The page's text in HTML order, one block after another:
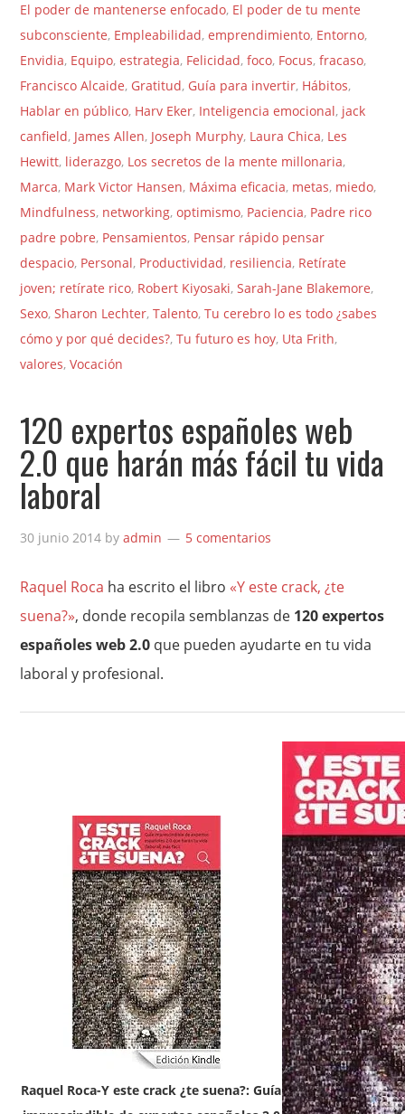
El poder de mantenerse enfocado, El poder de tu mente
subconsciente, Empleabilidad,emprendimiento, Entorno,
Envidia, Equipo,estrategia, Felicidad,foco, Focus,fracaso,
Francisco Alcaide, Gratitud, Guía para invertir, Hábitos,
Hablar en público, Harv Eker, Inteligencia emocional, jack
canfield, James Allen, Joseph Murphy, Laura Chica, Les
Hewitt, liderazgo, Los secretos de la mente millonaria,
Marca, Mark Victor Hansen, Máxima eficacia, metas, miedo,
Mindfulness, networking,optimismo, Paciencia, Padre rico
padre pobre, Pensamientos, Pensar rápido pensar
despacio, Personal, Productividad, resiliencia, Retírate
joven; retírate rico, Robert Kiyosaki,Sarah-Jane Blakemore,
Sexo,Sharon Lechter,Talento,Tu cerebro lo es todo ¿sabes
cómo y por qué decides?,Tu futuro es hoy, Uta Frith,
valores,Vocación
120 expertos españoles web
2.0 que harán más fácil tu vida
laboral
30 junio 2014 byadmin 5 comentarios
Raquel Roca ha escrito el libro «Y este crack, ¿te
suena?», donde recopila semblanzas de 120 expertos
españoles web 2.0 que pueden ayudarte en tu vida
laboral y profesional.
Raquel Roca-Y este crack ¿te suena?: Guía